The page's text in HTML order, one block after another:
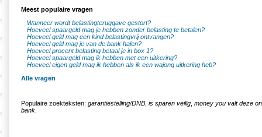
Meest populaire vragen
Wanneer wordt belastingteruggave gestort?
Hoeveel spaargeld mag je hebben zonder belasting te betalen?
Hoeveel geld mag een kind belastingvrij ontvangen?
Hoeveel geld mag je van de bank halen?
Hoeveel procent belasting betaal je in box 1?
Hoeveel spaargeld mag ik hebben met een uitkering?
Hoeveel eigen geld mag ik hebben als ik een wajong uitkering heb?
Alle vragen
Populaire zoekteksten: garantiestelling/DNB is sparen veilig money you valt deze
bank